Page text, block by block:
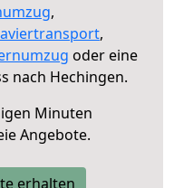
,
,
oder eine
nach Hechingen.
Minuten
Angebote.
erhalten